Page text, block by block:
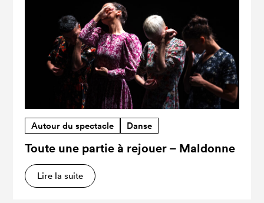
Autour du spectacle Danse
Toute une partie à rejouer – Maldonne
Lire la suite